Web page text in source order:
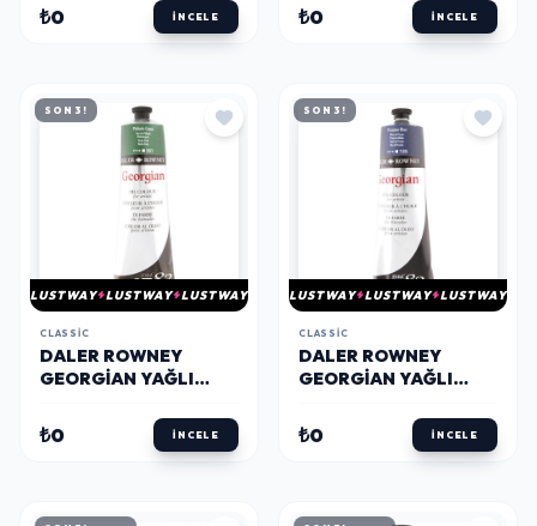
VIRIDIAN GREEN HUE
₺0 İNCELE HOOKER'S GREEN
₺0 İNCELE
SON 3!
LUSTWAY LUSTWAY LUSTWAY
CLASSIC
DALER ROWNEY
GEORGIAN YAĞLI
PHTHALO GREEN
₺0 İNCELE
SON 3!
LUSTWAY LUSTWAY LUSTWAY
CLASSIC
DALER ROWNEY
GEORGIAN YAĞLI
PRUSSIAN BLUE
₺0 İNCELE